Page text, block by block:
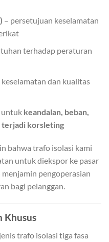
– persetujuan keselamatan
terhadap peraturan
keselamatan dan kualitas
untuk keandalan, beban,
terjadi korsleting
bahwa trafo isolasi kami
untuk diekspor ke pasar
menjamin pengoperasian
bagi pelanggan.
Khusus
trafo isolasi tiga fasa